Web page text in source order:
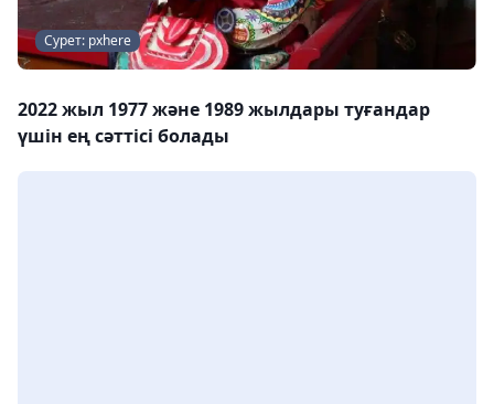
Сурет: pxhere
2022 жыл 1977 және 1989 жылдары туғандар
үшін ең сәттісі болады